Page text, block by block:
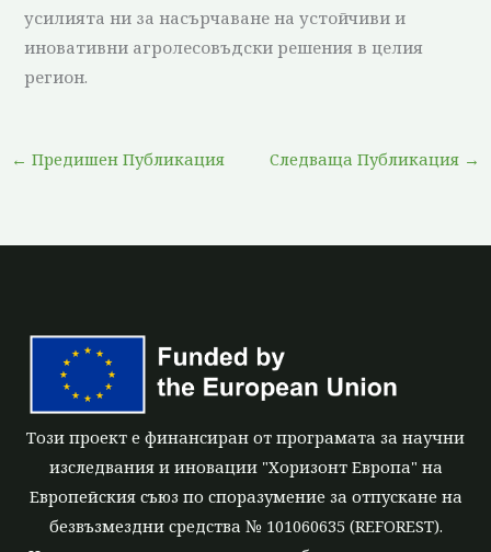
усилията ни за насърчаване на устойчиви и
иновативни агролесовъдски решения в целия
регион.
← Предишен Публикация Следваща Публикация →
Този проект е финансиран от програмата за научни
изследвания и иновации "Хоризонт Европа" на
Европейския съюз по споразумение за отпускане на
безвъзмездни средства № 101060635 (REFOREST).